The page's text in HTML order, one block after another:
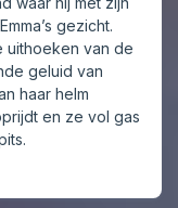
gezicht.
uithoeken van de
geluid van
haar helm
en ze vol gas